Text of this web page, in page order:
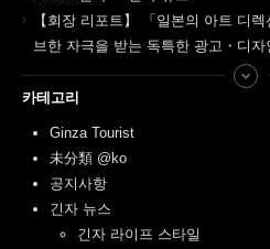
【회장 리포트】 「일본의 아트 디
브한 자극을 받는 독특한 광고・디
카테고리
Ginza Tourist
未分類 @ko
공지사항
긴자 뉴스
긴자 라이프 스타일